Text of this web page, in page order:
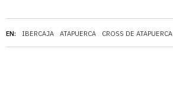
EN: IBERCAJA ATAPUERCA CROSS DE ATAPUERCA